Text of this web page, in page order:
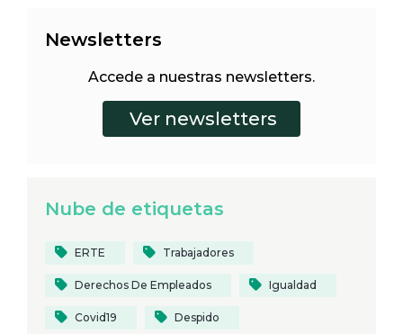
Newsletters
Accede a nuestras newsletters.
Nube de etiquetas
ERTE Trabajadores
Derechos De Empleados Igualdad
Covid19 Despido